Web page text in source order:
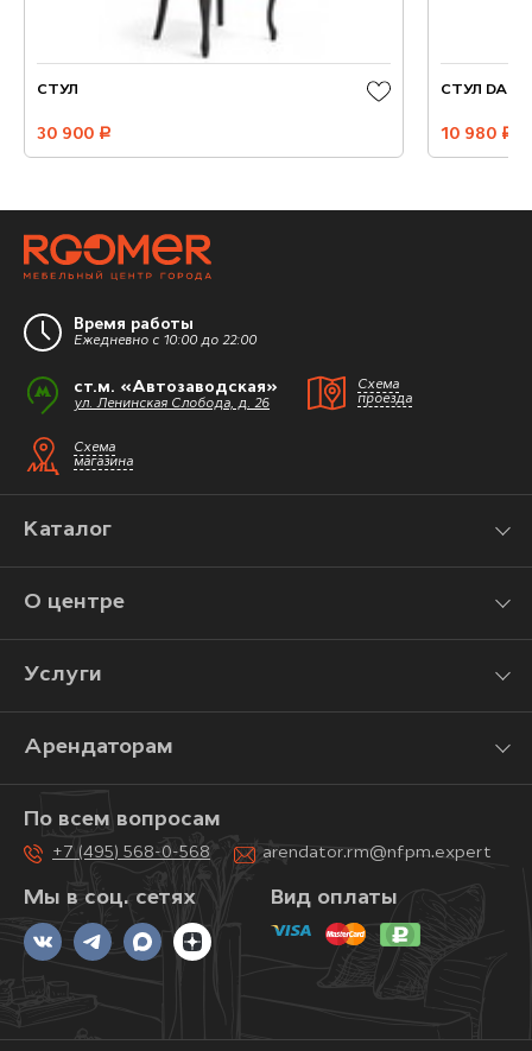
СТУЛ
30 900 руб.
СТУЛ
10 980 руб.
Время работы
Ежедневно с 10:00 до 22:00
ст.м. «Автозаводская»
ул. Ленинская Слобода, д. 26
Схема
проезда
Схема
магазина
Каталог
О центре
Услуги
Арендаторам
Мы в соц. сетях
По всем вопросам
+7 (495) 568-0-568 arendator.rm@nfpm.expert
Вид оплаты